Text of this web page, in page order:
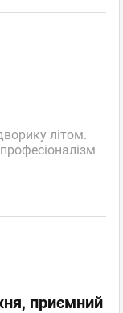
літом.
приємний